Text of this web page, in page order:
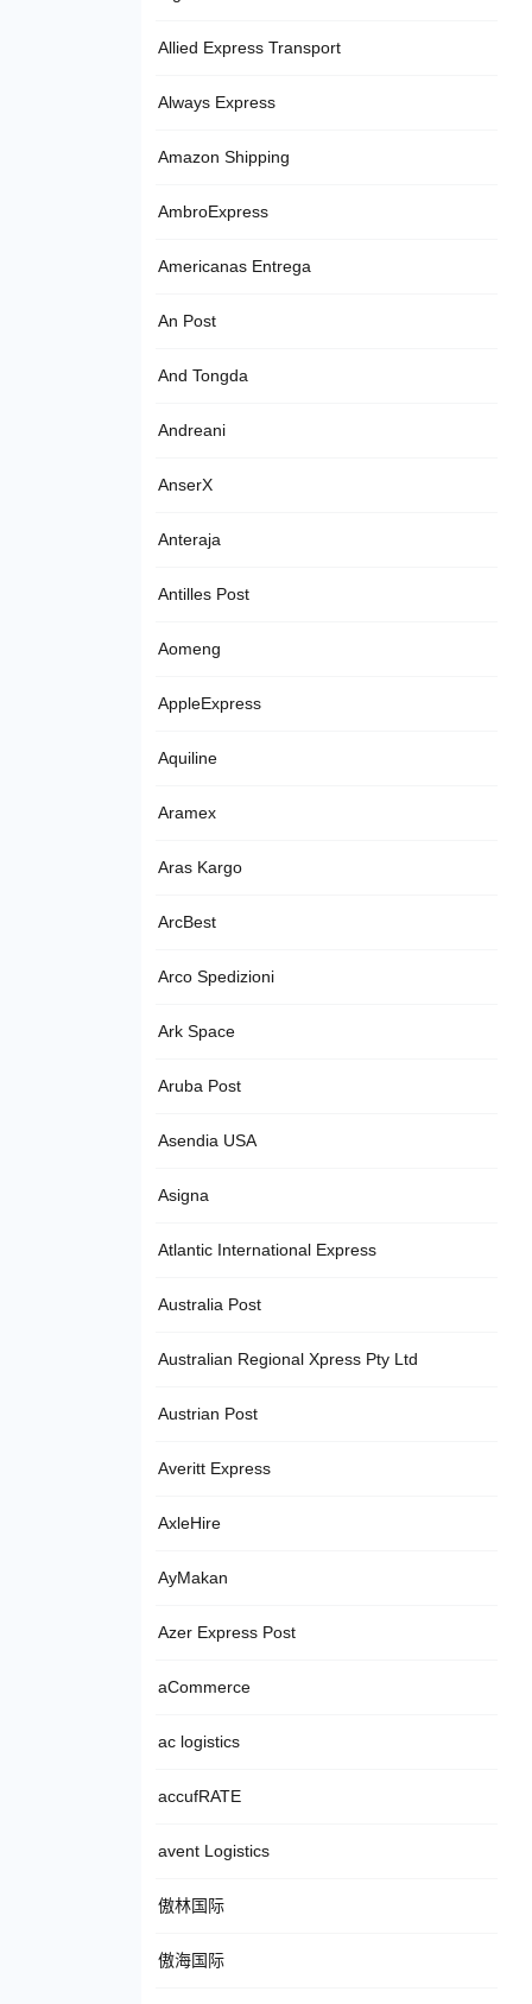
Allied Express Transport
Always Express
Amazon Shipping
AmbroExpress
Americanas Entrega
An Post
And Tongda
Andreani
AnserX
Anteraja
Antilles Post
Aomeng
AppleExpress
Aquiline
Aramex
Aras Kargo
ArcBest
Arco Spedizioni
Ark Space
Aruba Post
Asendia USA
Asigna
Atlantic International Express
Australia Post
Australian Regional Xpress Pty Ltd
Austrian Post
Averitt Express
AxleHire
AyMakan
Azer Express Post
aCommerce
ac logistics
accufRATE
avent Logistics
傲林国际
傲海国际